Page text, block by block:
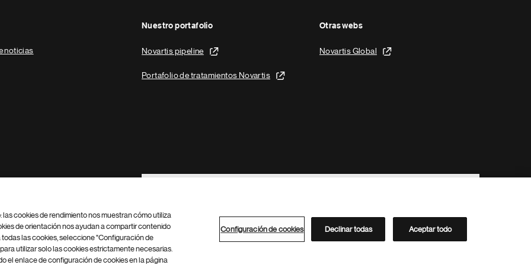
noticias
Nuestro portafolio
Novartis pipeline
Portafolio de tratamientos Novartis
Otras webs
Novartis Global
Footer Site Search
Configuración de cookies Mapa del sitio
Directorio de Novartis
cookies de rendimiento nos muestran cómo utiliza
de orientación nos ayudan a compartir contenido
las cookies, seleccione "Configuración de
utilizar solo las cookies estrictamente necesarias.
el enlace de configuración de cookies en la página
Configuración de cookies Declinar todas Aceptar todo